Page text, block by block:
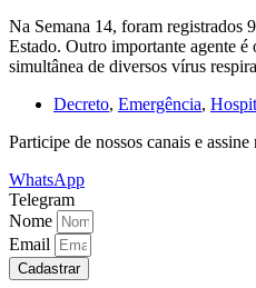
Na Semana 14, foram registrados
Estado. Outro importante agente
simultânea de diversos vírus
Decreto, Emergência,
Participe de nossos canais e
WhatsApp
Telegram
Nome
Email
Cadastrar